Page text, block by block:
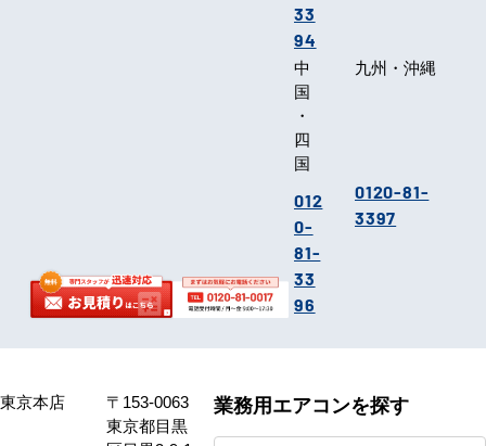
33
94
中
国
・
四
国
012
0-
81-
33
96
九州・沖縄
0120-81-
3397
東京本店
〒153-0063
東京都目黒
業務用エアコンを探す